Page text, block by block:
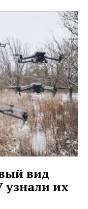
вид
узнали их